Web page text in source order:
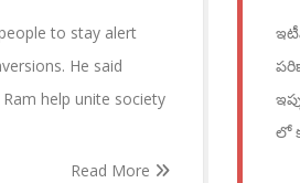
to stay alert
He said
help unite society
Read More
లో